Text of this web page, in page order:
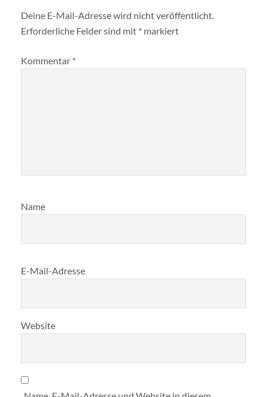
Deine E-Mail-Adresse wird nicht veröffentlicht.
Erforderliche Felder sind mit * markiert
Kommentar *
Name
E-Mail-Adresse
Website